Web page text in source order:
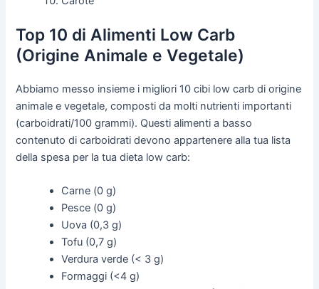
Top 10 di Alimenti Low Carb
(Origine Animale e Vegetale)
Abbiamo messo insieme i migliori 10 cibi low carb di origine
animale e vegetale, composti da molti nutrienti importanti
(carboidrati/100 grammi). Questi alimenti a basso
contenuto di carboidrati devono appartenere alla tua lista
della spesa per la tua dieta low carb:
Carne (0 g)
Pesce (0 g)
Uova (0,3 g)
Tofu (0,7 g)
Verdura verde (< 3 g)
Formaggi (<4 g)